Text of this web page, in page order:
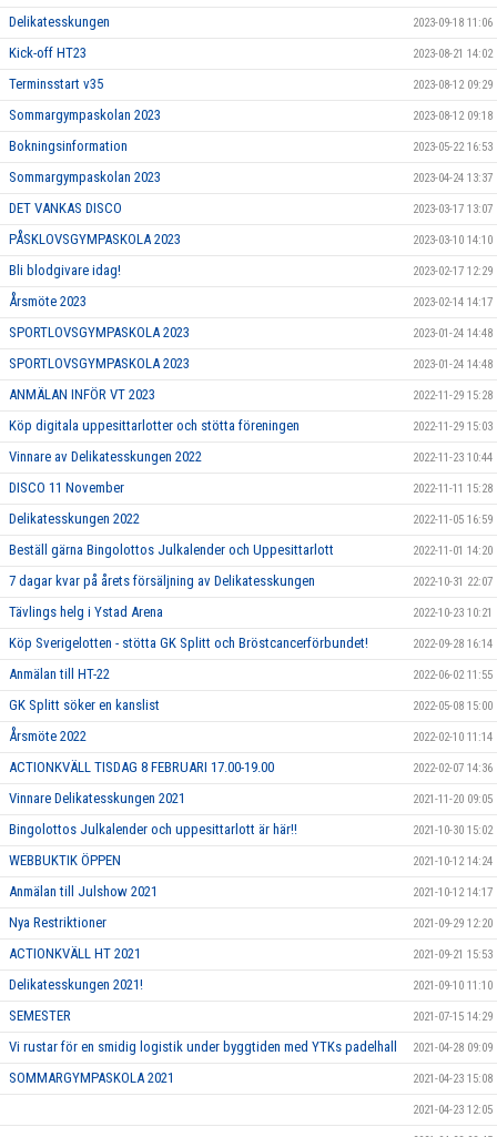
Delikatesskungen 2023-09-18 11:06
Kick-off HT23 2023-08-21 14:02
Terminsstart v35 2023-08-12 09:29
Sommargympaskolan 2023 2023-08-12 09:18
Bokningsinformation 2023-05-22 16:53
Sommargympaskolan 2023 2023-04-24 13:37
DET VANKAS DISCO 2023-03-17 13:07
PÅSKLOVSGYMPASKOLA 2023 2023-03-10 14:10
Bli blodgivare idag! 2023-02-17 12:29
Årsmöte 2023 2023-02-14 14:17
SPORTLOVSGYMPASKOLA 2023 2023-01-24 14:48
SPORTLOVSGYMPASKOLA 2023 2023-01-24 14:48
ANMÄLAN INFÖR VT 2023 2022-11-29 15:28
Köp digitala uppesittarlotter och stötta föreningen 2022-11-29 15:03
Vinnare av Delikatesskungen 2022 2022-11-23 10:44
DISCO 11 November 2022-11-11 15:28
Delikatesskungen 2022 2022-11-05 16:59
Beställ gärna Bingolottos Julkalender och Uppesittarlott 2022-11-01 14:20
7 dagar kvar på årets försäljning av Delikatesskungen 2022-10-31 22:07
Tävlings helg i Ystad Arena 2022-10-23 10:21
Köp Sverigelotten - stötta GK Splitt och Bröstcancerförbundet! 2022-09-28 16:14
Anmälan till HT-22 2022-06-02 11:55
GK Splitt söker en kanslist 2022-05-08 15:00
Årsmöte 2022 2022-02-10 11:14
ACTIONKVÄLL TISDAG 8 FEBRUARI 17.00-19.00 2022-02-07 14:36
Vinnare Delikatesskungen 2021 2021-11-20 09:05
Bingolottos Julkalender och uppesittarlott är här!! 2021-10-30 15:02
WEBBUKTIK ÖPPEN 2021-10-12 14:24
Anmälan till Julshow 2021 2021-10-12 14:17
Nya Restriktioner 2021-09-29 12:20
ACTIONKVÄLL HT 2021 2021-09-21 15:53
Delikatesskungen 2021! 2021-09-10 11:10
SEMESTER 2021-07-15 14:29
Vi rustar för en smidig logistik under byggtiden med YTKs padelhall 2021-04-28 09:09
SOMMARGYMPASKOLA 2021 2021-04-23 15:08
2021-04-23 12:05